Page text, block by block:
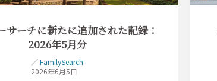
サーチに新たに追加された記録：
2026年5月分
／FamilySearch
2026年6月5日